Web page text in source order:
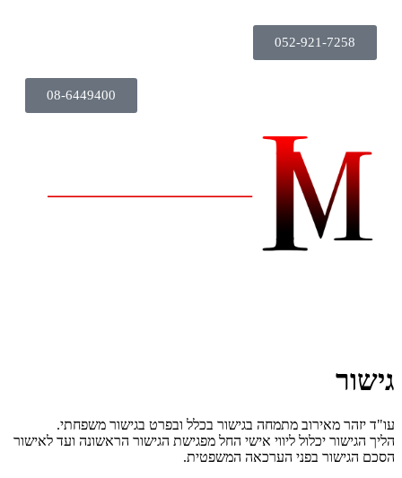
052-921-7258
08-6449400
גישור
עו"ד יזהר מאירוב מתמחה בגישור בכלל ובפרט בגישור משפחתי.
הליך הגישור יכלול ליווי אישי החל מפגישת הגישור הראשונה ועד לאישור
הסכם הגישור בפני הערכאה המשפטית.